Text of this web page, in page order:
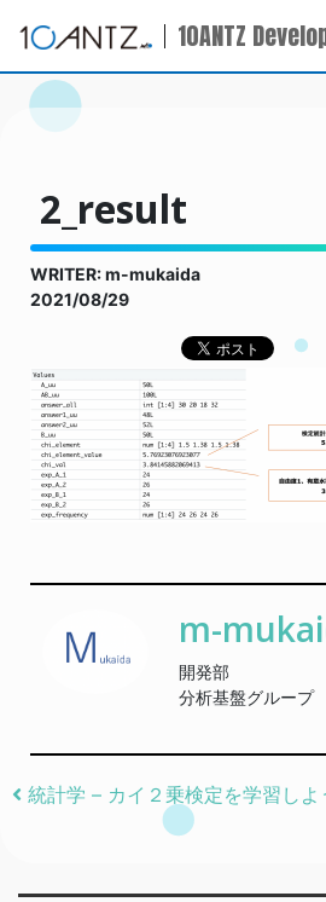
10ANTZ
2_result
WRITER: m-mukaida
2021/08/29
m-
開発部
分析基盤グループ
Post navigation
統計学 – カイ２乗検定を学習しよ